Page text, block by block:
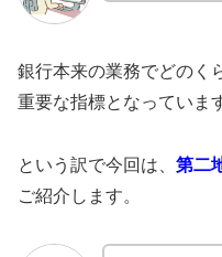
銀行本来の業務でどのく
重要な指標となっていま
という訳で今回は、 第二
ご紹介します。